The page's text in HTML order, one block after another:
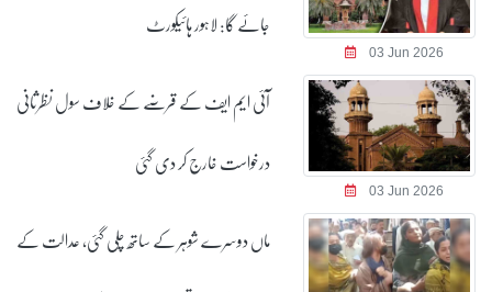
03 Jun 2026
جائے گا: لاہور ہائیکورٹ
03 Jun 2026
آئی ایم ایف کے قرضے کے خلاف سول نظرثانی
درخواست خارج کر دی گئی
ماں دوسرے شوہر کے ساتھ چلی گئی، عدالت کے